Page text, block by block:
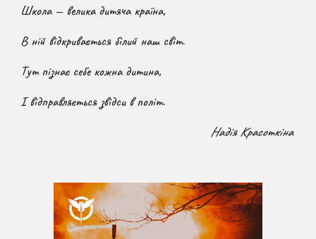
Школа — велика дитяча країна,
В ній відкривається білий наш світ.
Тут пізнає себе кожна дитина,
І відправляється звідси в політ.
Надія Красоткіна